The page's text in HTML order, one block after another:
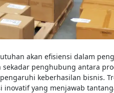
akan efisiensi dalam
penghubung antara
keberhasilan bisnis.
inovatif yang menjawab